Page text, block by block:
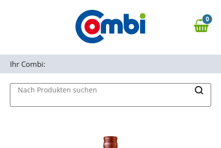
Zur Navigation springen
0,00 €
0
Nach Produkten suchen
Ihr Combi: